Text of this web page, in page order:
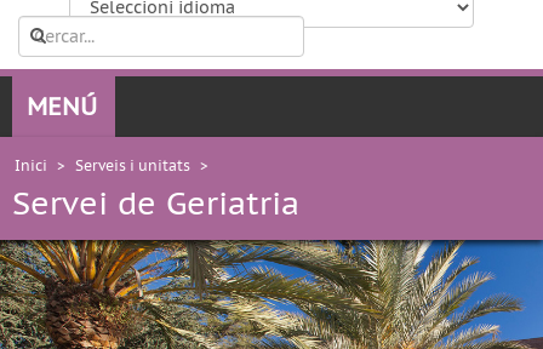
Inici > Serveis i unitats >
Servei de Geriatria